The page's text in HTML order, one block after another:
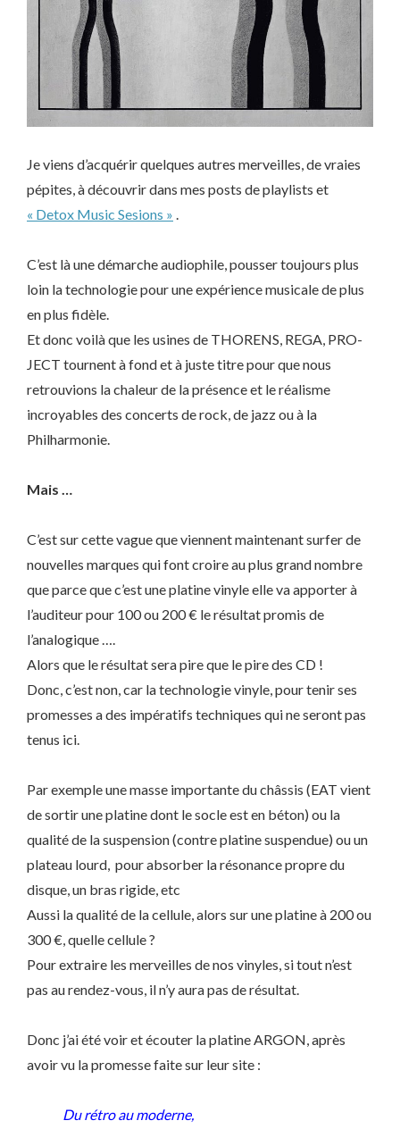
Je viens d’acquérir quelques autres merveilles, de vraies
pépites, à découvrir dans mes posts de playlists et
« Detox Music Sesions »
C’est là une démarche audiophile, pousser toujours plus
loin la technologie pour une expérience musicale de plus
en plus fidèle.
Et donc voilà que les usines de THORENS, REGA, PRO-
JECT tournent à fond et à juste titre pour que nous
retrouvions la chaleur de la présence et le réalisme
incroyables des concerts de rock, de jazz ou à la
Philharmonie.
Mais …
C’est sur cette vague que viennent maintenant surfer de
nouvelles marques qui font croire au plus grand nombre
que parce que c’est une platine vinyle elle va apporter à
l’auditeur pour 100 ou 200 € le résultat promis de
l’analogique ….
Alors que le résultat sera pire que le pire des CD !
Donc, c’est non, car la technologie vinyle, pour tenir ses
promesses a des impératifs techniques qui ne seront pas
tenus ici.
Par exemple une masse importante du châssis (EAT vient
de sortir une platine dont le socle est en béton) ou la
qualité de la suspension (contre platine suspendue) ou un
plateau lourd, pour absorber la résonance propre du
disque, un bras rigide, etc
Aussi la qualité de la cellule, alors sur une platine à 200 ou
300 €, quelle cellule ?
Pour extraire les merveilles de nos vinyles, si tout n’est
pas au rendez-vous, il n’y aura pas de résultat.
Donc j’ai été voir et écouter la platine ARGON, après
avoir vu la promesse faite sur leur site :
Du rétro au moderne,